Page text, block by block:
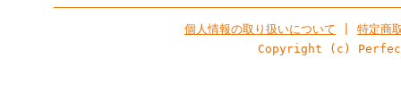
個人情報の取り扱いについて
特定商
Copyright (c)